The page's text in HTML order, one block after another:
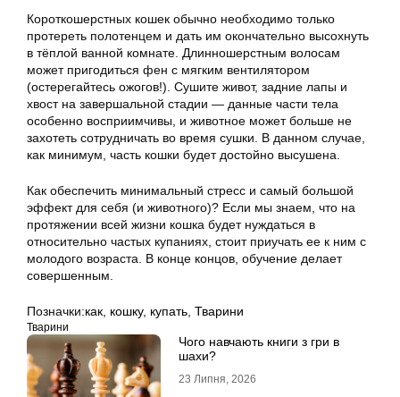
Короткошерстных кошек обычно необходимо только
протереть полотенцем и дать им окончательно высохнуть
в тёплой ванной комнате. Длинношерстным волосам
может пригодиться фен с мягким вентилятором
(остерегайтесь ожогов!). Сушите живот, задние лапы и
хвост на завершальной стадии — данные части тела
особенно восприимчивы, и животное может больше не
захотеть сотрудничать во время сушки. В данном случае,
как минимум, часть кошки будет достойно высушена.
Как обеспечить минимальный стресс и самый большой
эффект для себя (и животного)? Если мы знаем, что на
протяжении всей жизни кошка будет нуждаться в
относительно частых купаниях, стоит приучать ее к ним с
молодого возраста. В конце концов, обучение делает
совершенным.
Позначки:как кошку, купать Тварини
Тварини
Чого навчають книги з гри в
шахи?
23 Липня, 2026